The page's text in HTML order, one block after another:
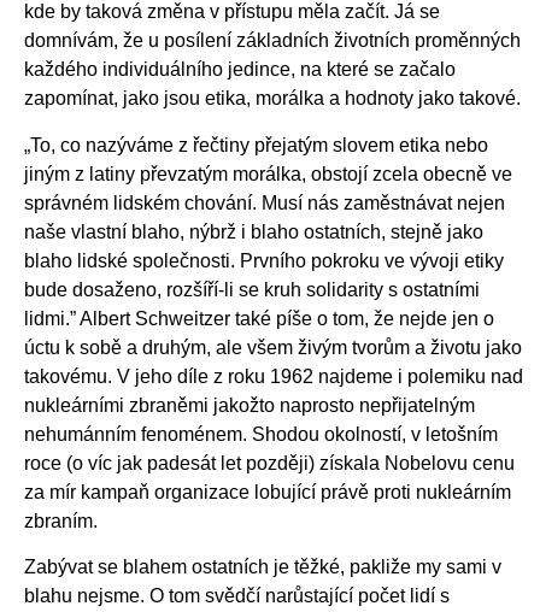
kde by taková změna v přístupu měla začít. Já se
domnívám, že u posílení základních životních proměnných
každého individuálního jedince, na které se začalo
zapomínat, jako jsou etika, morálka a hodnoty jako takové.
„To, co nazýváme z řečtiny přejatým slovem etika nebo
jiným z latiny převzatým morálka, obstojí zcela obecně ve
správném lidském chování. Musí nás zaměstnávat nejen
naše vlastní blaho, nýbrž i blaho ostatních, stejně jako
blaho lidské společnosti. Prvního pokroku ve vývoji etiky
bude dosaženo, rozšíří-li se kruh solidarity s ostatními
lidmi.” Albert Schweitzer také píše o tom, že nejde jen o
úctu k sobě a druhým, ale všem živým tvorům a životu jako
takovému. V jeho díle z roku 1962 najdeme i polemiku nad
nukleárními zbraněmi jakožto naprosto nepřijatelným
nehumánním fenoménem. Shodou okolností, v letošním
roce (o víc jak padesát let později) získala Nobelovu cenu
za mír kampaň organizace lobující právě proti nukleárním
zbraním.
Zabývat se blahem ostatních je těžké, pakliže my sami v
blahu nejsme. O tom svědčí narůstající počet lidí s